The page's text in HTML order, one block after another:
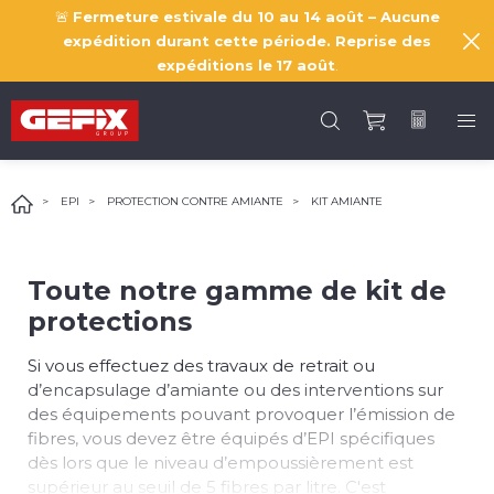
🚨 Fermeture estivale du 10 au 14 août – Aucune
expédition durant cette période. Reprise des
expéditions le 17 août
EPI PROTECTION CONTRE AMIANTE KIT AMIANTE
Toute notre gamme de kit de
protections
Si vous effectuez des travaux de retrait ou
d’encapsulage d’amiante ou des interventions sur
des équipements pouvant provoquer l’émission de
fibres, vous devez être équipés d’EPI spécifiques
dès lors que le niveau d’empoussièrement est
supérieur au seuil de 5 fibres par litre. C'est